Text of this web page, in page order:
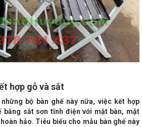
hợp gỗ và sắt
bộ bàn ghế này nữa, việc kết hợp
bằng sắt sơn tĩnh điện với mặt bàn, mặt
hảo. Tiêu biểu cho mẫu bàn ghế này